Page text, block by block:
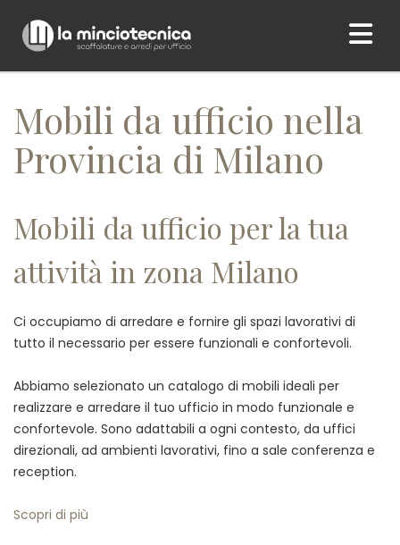
Home/ Mobili da ufficio nella Provincia di Milano
Mobili da ufficio nella
Provincia di Milano
Mobili da ufficio per la tua
attività in zona Milano
Ci occupiamo di arredare e fornire gli spazi lavorativi di
tutto il necessario per essere funzionali e confortevoli.
Abbiamo selezionato un catalogo di mobili ideali per
realizzare e arredare il tuo ufficio in modo funzionale e
confortevole. Sono adattabili a ogni contesto, da uffici
direzionali, ad ambienti lavorativi, fino a sale conferenza e
reception.
Scopri di più